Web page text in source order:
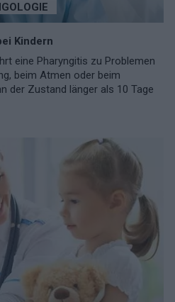
Kindern
eine Pharyngitis zu Problemen
beim Atmen oder beim
der Zustand länger als 10 Tage